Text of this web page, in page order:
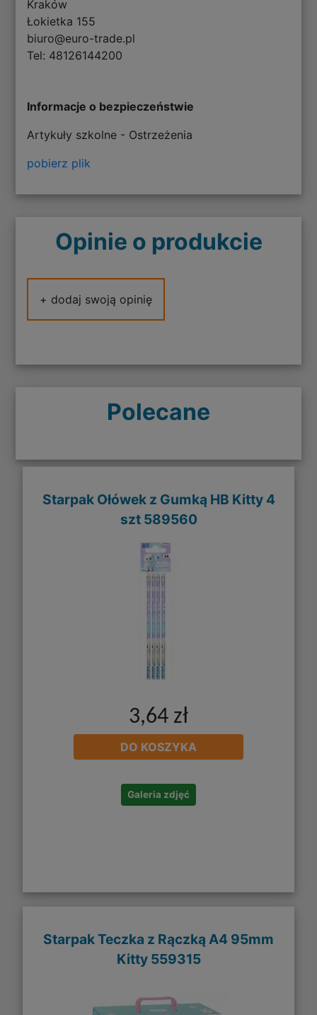
Kraków
Łokietka 155
biuro@euro-trade.pl
Tel: 48126144200
Informacje o bezpieczeństwie
Artykuły szkolne - Ostrzeżenia
pobierz plik
Opinie o produkcie
+ dodaj swoją opinię
Polecane
Starpak Ołówek z Gumką HB Kitty 4
szt 589560
3,64 zł
DO KOSZYKA
Galeria zdjęć
Starpak Teczka z Rączką A4 95mm
Kitty 559315